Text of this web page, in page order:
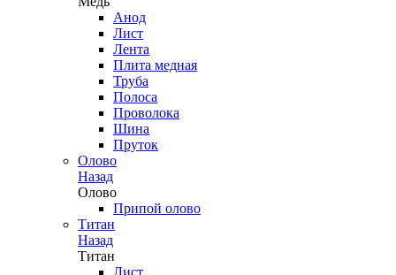
Анод
Лист
Лента
Плита медная
Труба
Полоса
Проволока
Шина
Пруток
Олово
Назад
Олово
Припой олово
Титан
Назад
Титан
Лист